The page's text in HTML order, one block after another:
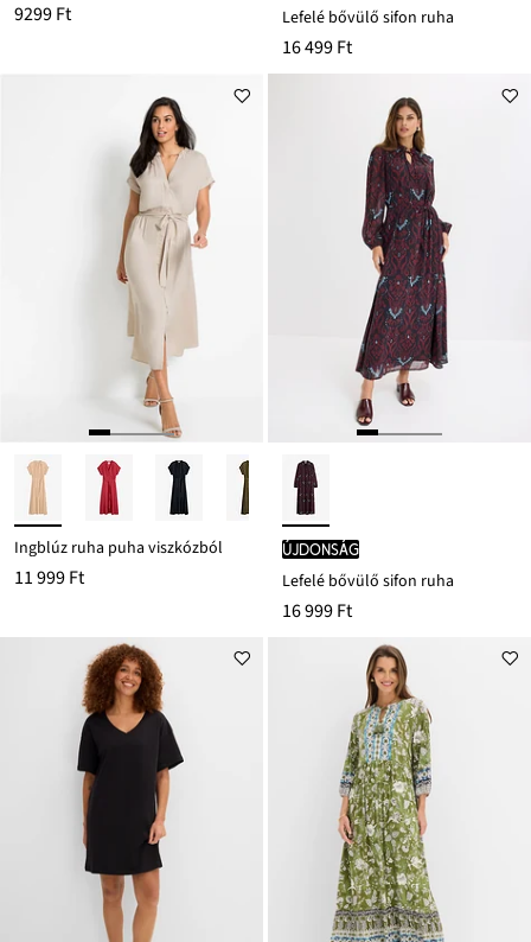
9299 Ft Lefelé bővülő sifon ruha
16 499 Ft
Ingblúz ruha puha viszkózból
11 999 Ft
újdonság
Lefelé bővülő sifon ruha
16 999 Ft